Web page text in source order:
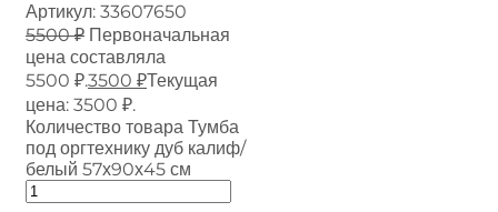
Артикул: 33607650
5500₽ Первоначальная
цена составляла
5500 ₽.3500 ₽Текущая
цена: 3500 ₽.
Количество товара Тумба
под оргтехнику дуб калиф/
белый 57х90х45 см